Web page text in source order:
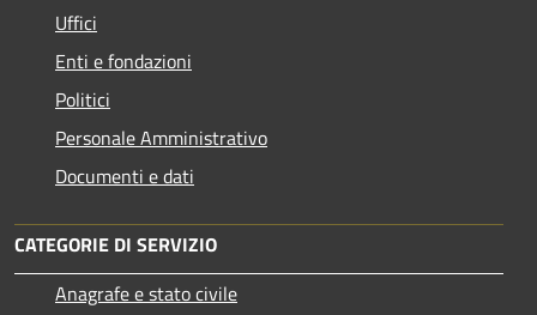
Uffici
Enti e fondazioni
Politici
Personale Amministrativo
Documenti e dati
CATEGORIE DI SERVIZIO
Anagrafe e stato civile